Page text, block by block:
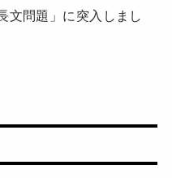
文問題」に突入しまし